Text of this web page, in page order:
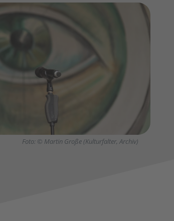
Foto: © Martin Große (Kulturfalter, Archiv)